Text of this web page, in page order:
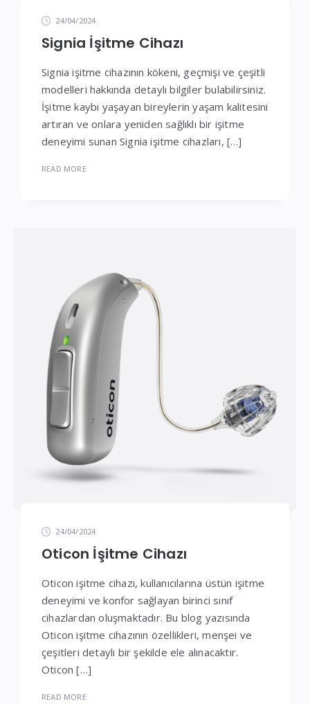
24/04/2024
Signia İşitme Cihazı
Signia işitme cihazının kökeni, geçmişi ve çeşitli
modelleri hakkında detaylı bilgiler bulabilirsiniz.
İşitme kaybı yaşayan bireylerin yaşam kalitesini
artıran ve onlara yeniden sağlıklı bir işitme
deneyimi sunan Signia işitme cihazları, […]
READ MORE
24/04/2024
Oticon İşitme Cihazı
Oticon işitme cihazı, kullanıcılarına üstün işitme
deneyimi ve konfor sağlayan birinci sınıf
cihazlardan oluşmaktadır. Bu blog yazısında
Oticon işitme cihazının özellikleri, menşei ve
çeşitleri detaylı bir şekilde ele alınacaktır.
Oticon […]
READ MORE